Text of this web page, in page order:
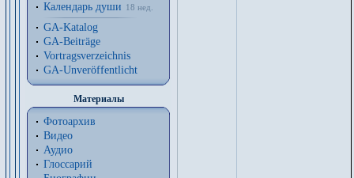
Календарь души
18 нед.
GA-Katalog
GA-Beiträge
Vortragsverzeichnis
GA-Unveröffentlicht
Материалы
Фотоархив
Видео
Аудио
Глоссарий